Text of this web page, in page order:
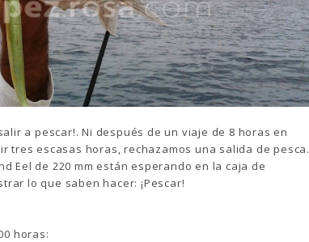
a pescar!. Ni después de un viaje de 8 horas en
tres escasas horas, rechazamos una salida de pesca.
Eel de 220 mm están esperando en la caja de
lo que saben hacer: ¡Pescar!
horas: